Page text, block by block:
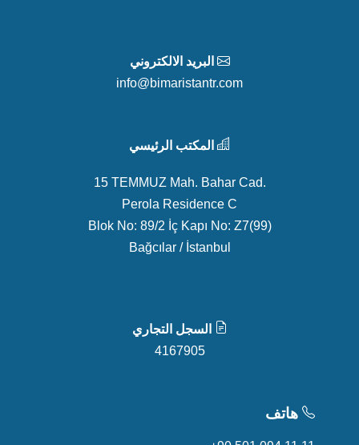
البريد الالكتروني
info@bimaristantr.com
المكتب الرئيسي
15 TEMMUZ Mah. Bahar Cad.
Perola Residence C
Blok No: 89/2 İç Kapı No: Z7(99)
Bağcılar / İstanbul
السجل التجاري
4167905
هاتف